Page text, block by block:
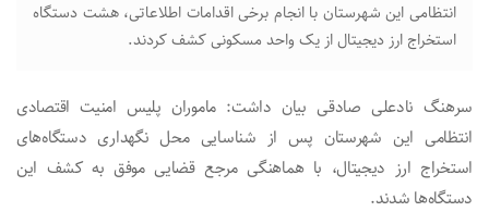
انتظامی این شهرستان با انجام برخی اقدامات اطلاعاتی، هشت دستگاه
استخراج ارز دیجیتال از یک واحد مسکونی کشف کردند.
سرهنگ نادعلی صادقی بیان داشت: ماموران پلیس امنیت اقتصادی
انتظامی این شهرستان پس از شناسایی محل نگهداری دستگاه‌های
استخراج ارز دیجیتال، با هماهنگی مرجع قضایی موفق به کشف این
دستگاه‌ها شدند.